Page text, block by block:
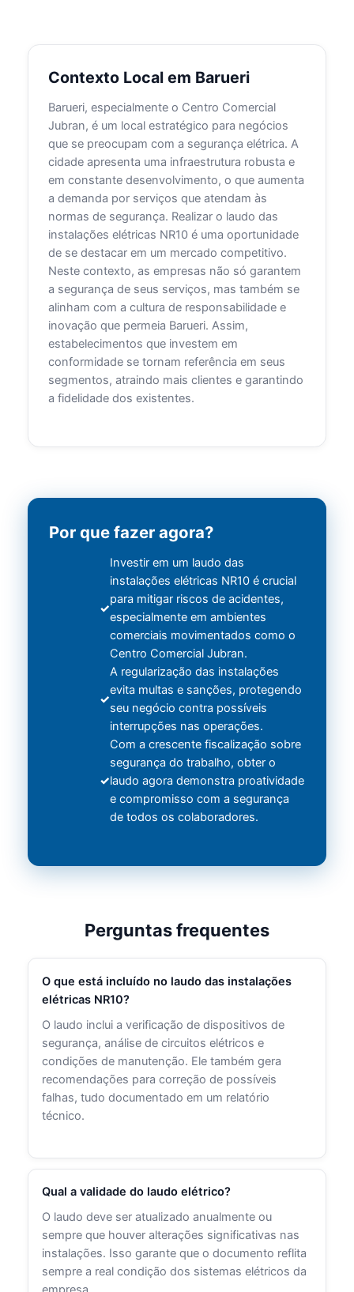
Contexto Local em Barueri
Barueri, especialmente o Centro Comercial
Jubran, é um local estratégico para negócios
que se preocupam com a segurança elétrica. A
cidade apresenta uma infraestrutura robusta e
em constante desenvolvimento, o que aumenta
a demanda por serviços que atendam às
normas de segurança. Realizar o laudo das
instalações elétricas NR10 é uma oportunidade
de se destacar em um mercado competitivo.
Neste contexto, as empresas não só garantem
a segurança de seus serviços, mas também se
alinham com a cultura de responsabilidade e
inovação que permeia Barueri. Assim,
estabelecimentos que investem em
conformidade se tornam referência em seus
segmentos, atraindo mais clientes e garantindo
a fidelidade dos existentes.
Por que fazer agora?
Investir em um laudo das
instalações elétricas NR10 é crucial
para mitigar riscos de acidentes,
especialmente em ambientes
comerciais movimentados como o
Centro Comercial Jubran.
A regularização das instalações
evita multas e sanções, protegendo
seu negócio contra possíveis
interrupções nas operações.
Com a crescente fiscalização sobre
segurança do trabalho, obter o
laudo agora demonstra proatividade
e compromisso com a segurança
de todos os colaboradores.
Perguntas frequentes
O que está incluído no laudo das instalações
elétricas NR10?
O laudo inclui a verificação de dispositivos de
segurança, análise de circuitos elétricos e
condições de manutenção. Ele também gera
recomendações para correção de possíveis
falhas, tudo documentado em um relatório
técnico.
Qual a validade do laudo elétrico?
O laudo deve ser atualizado anualmente ou
sempre que houver alterações significativas nas
instalações. Isso garante que o documento reflita
sempre a real condição dos sistemas elétricos da